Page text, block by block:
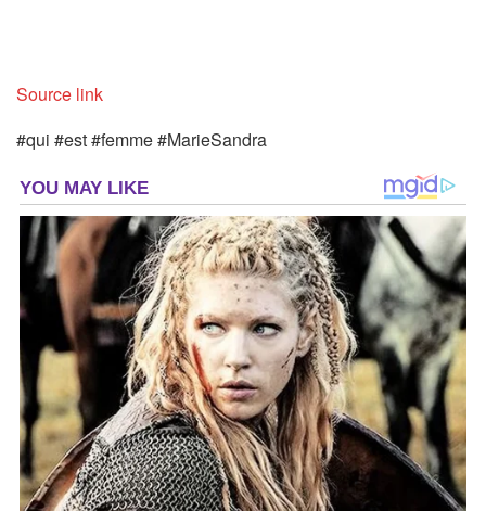
Source link
#qui #est #femme #MarieSandra